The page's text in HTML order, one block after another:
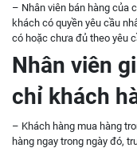
– Nhân viên bán hàng của
khách có quyền yêu cầu
có hoặc chưa đủ theo yêu
Nhân viên
chỉ khách
– Khách hàng mua hàng
hàng ngay trong ngày đó,